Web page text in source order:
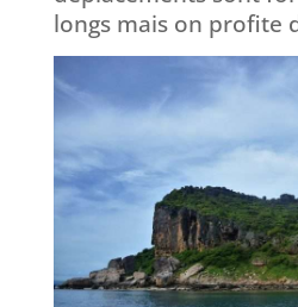
longs mais on profite